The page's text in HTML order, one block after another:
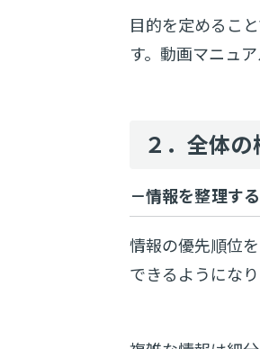
目的を定めるこ
す。 動画マニュ
２．全体
－情報を整理する
情報の優先順位
できるようになり